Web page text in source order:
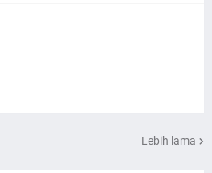
Lebih lama